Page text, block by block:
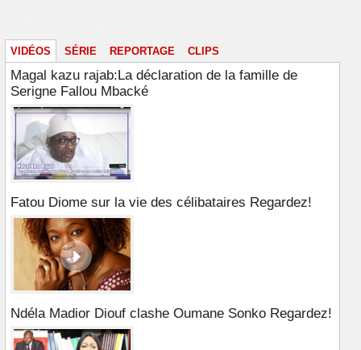
VIDÉOS SÉRIE REPORTAGE CLIPS
Magal kazu rajab:La déclaration de la famille de
Serigne Fallou Mbacké
Fatou Diome sur la vie des célibataires Regardez!
Ndéla Madior Diouf clashe Oumane Sonko Regardez!